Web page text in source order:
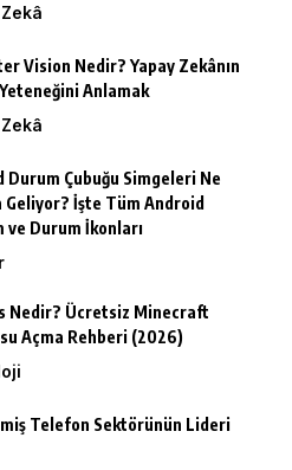
Vision Nedir? Yapay Zekânın
Anlamak
Durum Çubuğu Simgeleri Ne
Geliyor? İşte Tüm Android
ve Durum İkonları
Nedir? Ücretsiz Minecraft
Açma Rehberi (2026)
Telefon Sektörünün Lideri